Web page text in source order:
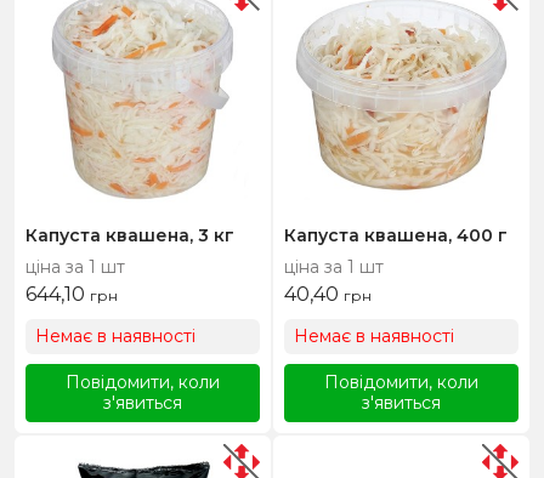
Капуста квашена, 3 кг
ціна за 1 шт
644,10 грн
Немає в наявності
Повідомити, коли
з'явиться
Капуста квашена, 400 г
ціна за 1 шт
40,40 грн
Немає в наявності
Повідомити, коли
з'явиться